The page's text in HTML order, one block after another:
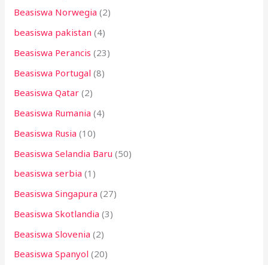
Beasiswa Norwegia (2)
beasiswa pakistan (4)
Beasiswa Perancis (23)
Beasiswa Portugal (8)
Beasiswa Qatar (2)
Beasiswa Rumania (4)
Beasiswa Rusia (10)
Beasiswa Selandia Baru (50)
beasiswa serbia (1)
Beasiswa Singapura (27)
Beasiswa Skotlandia (3)
Beasiswa Slovenia (2)
Beasiswa Spanyol (20)